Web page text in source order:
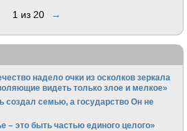
1 из 20 →
надело очки из осколков зеркала
видеть только злое и мелкое»
создал семью, а государство Он не
– это быть частью единого целого»